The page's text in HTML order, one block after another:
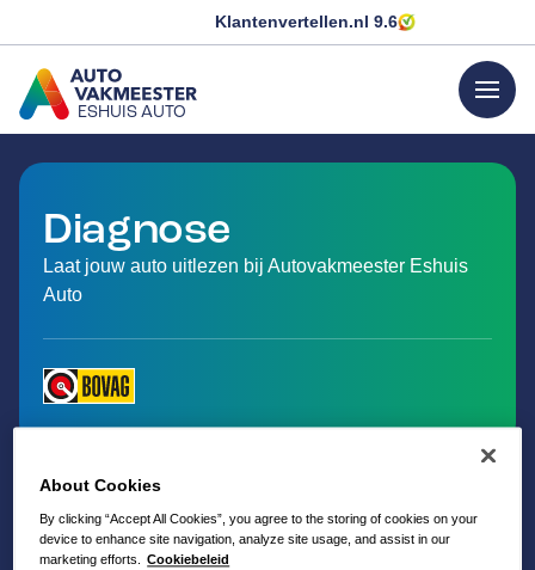
Klantenvertellen.nl 9.6
ESHUIS AUTO
GA NAAR DE HOMEPAGINA
menu
Diagnose
Laat jouw auto uitlezen bij Autovakmeester Eshuis
Auto
About Cookies
By clicking “Accept All Cookies”, you agree to the storing of cookies on your
device to enhance site navigation, analyze site usage, and assist in our
marketing efforts.
Cookiebeleid